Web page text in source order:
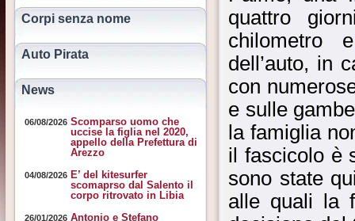
Corpi senza nome
Auto Pirata
News
06/08/2026 Scomparso uomo che
uccise la figlia nel 2020,
appello della Prefettura di
Arezzo
04/08/2026 E’ del kitesurfer
scomaprso dal Salento il
corpo ritrovato in Libia
26/01/2026 Antonio e Stefano
quattro
chilometro
dell’auto, in
con
e sulle
la famiglia
il fascicolo è
sono state
alle quali la